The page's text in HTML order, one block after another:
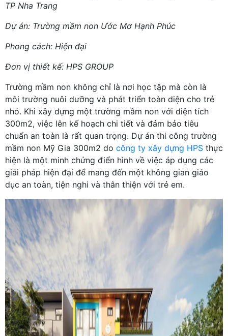
TP Nha Trang
Dự án: Trường mầm non Ước Mơ Hạnh Phúc
Phong cách: Hiện đại
Đơn vị thiết kế: HPS GROUP
Trường mầm non không chỉ là nơi học tập mà còn là
môi trường nuôi dưỡng và phát triển toàn diện cho trẻ
nhỏ. Khi xây dựng một trường mầm non với diện tích
300m2, việc lên kế hoạch chi tiết và đảm bảo tiêu
chuẩn an toàn là rất quan trọng. Dự án thi công trường
mầm non Mỹ Gia 300m2 do công ty xây dựng HPS thực
hiện là một minh chứng điển hình về việc áp dụng các
giải pháp hiện đại để mang đến một không gian giáo
dục an toàn, tiện nghi và thân thiện với trẻ em.